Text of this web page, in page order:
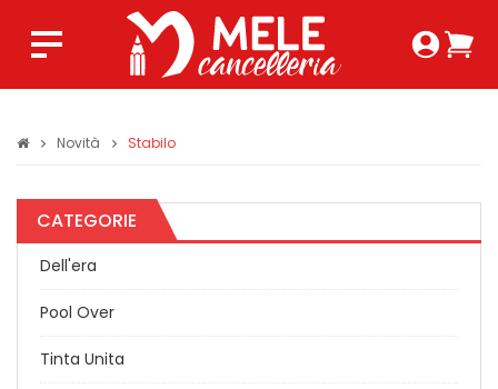
Login
Novità Stabilo
CATEGORIE
Dell'era
Pool Over
Tinta Unita